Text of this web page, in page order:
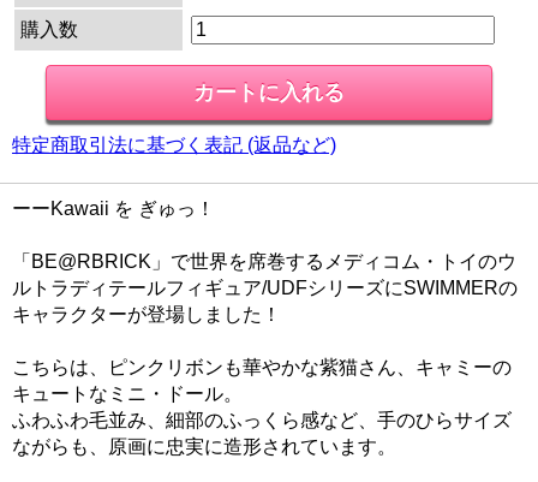
購入数
特定商取引法に基づく表記 (返品など)
ーーKawaii を ぎゅっ！
「BE@RBRICK」で世界を席巻するメディコム・トイのウ
ルトラディテールフィギュア/UDFシリーズにSWIMMERの
キャラクターが登場しました！
こちらは、ピンクリボンも華やかな紫猫さん、キャミーの
キュートなミニ・ドール。
ふわふわ毛並み、細部のふっくら感など、手のひらサイズ
ながらも、原画に忠実に造形されています。